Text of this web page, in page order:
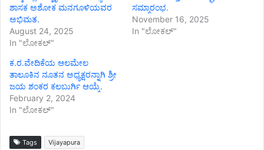
ಶಾಸಕ ಅಶೋಕ ಮನಗೂಳಿಯವರ
ಅಭಿಮತ.
August 24, 2025
In "ಲೋಕಲ್"
ಸಮ್ಮಾರಂಭ.
November 16, 2025
In "ಲೋಕಲ್"
ಕ.ರ.ವೇದಿಕೆಯ ಆಲಮೇಲ
ತಾಲೂಕಿನ ನೂತನ ಅಧ್ಯಕ್ಷರನ್ನಾಗಿ ಶ್ರೀ
ಜಯ ಶಂಕರ ಕಲಬುರ್ಗಿ ಆಯ್ಕೆ.
February 2, 2024
In "ಲೋಕಲ್"
Tags Vijayapura